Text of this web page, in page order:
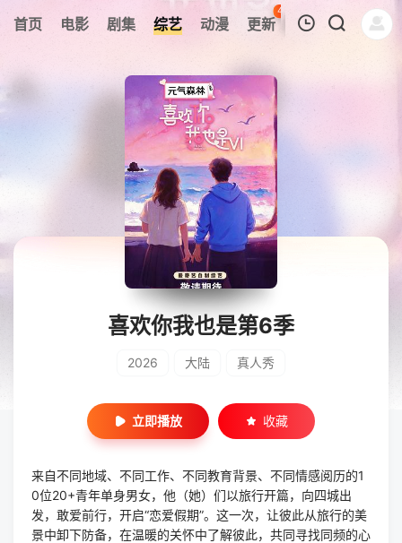
首页 电影 剧集 综艺 动漫 更新
44
热榜 APP
暂无观看影片的记录
喜欢你我也是第6季
2026 大陆 真人秀
立即播放 收藏
来自不同地域、不同工作、不同教育背景、不同情感阅历的1
0位20+青年单身男女，他（她）们以旅行开篇，向四城出
发，敢爱前行，开启“恋爱假期”。这一次，让彼此从旅行的美
景中卸下防备，在温暖的关怀中了解彼此，共同寻找同频的心